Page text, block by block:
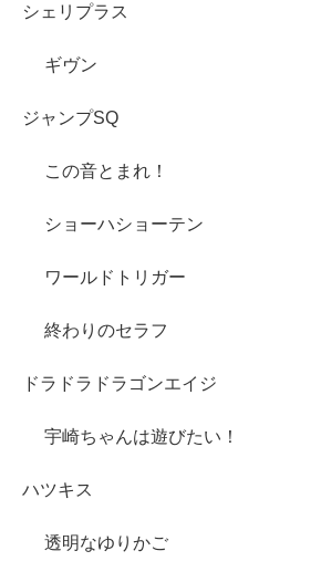
シェリプラス
ギヴン
ジャンプSQ
この音とまれ！
ショーハショーテン
ワールドトリガー
終わりのセラフ
ドラドラドラゴンエイジ
宇崎ちゃんは遊びたい！
ハツキス
透明なゆりかご